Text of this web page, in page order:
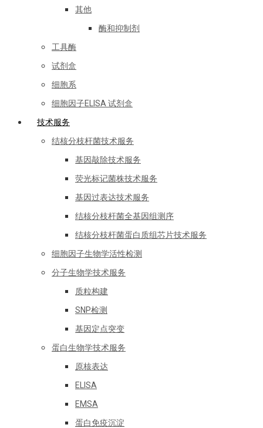
其他
酶和抑制剂
工具酶
试剂盒
细胞系
细胞因子ELISA 试剂盒
技术服务
结核分枝杆菌技术服务
基因敲除技术服务
荧光标记菌株技术服务
基因过表达技术服务
结核分枝杆菌全基因组测序
结核分枝杆菌蛋白质组芯片技术服务
细胞因子生物学活性检测
分子生物学技术服务
质粒构建
SNP检测
基因定点突变
蛋白生物学技术服务
原核表达
ELISA
EMSA
蛋白免疫沉淀